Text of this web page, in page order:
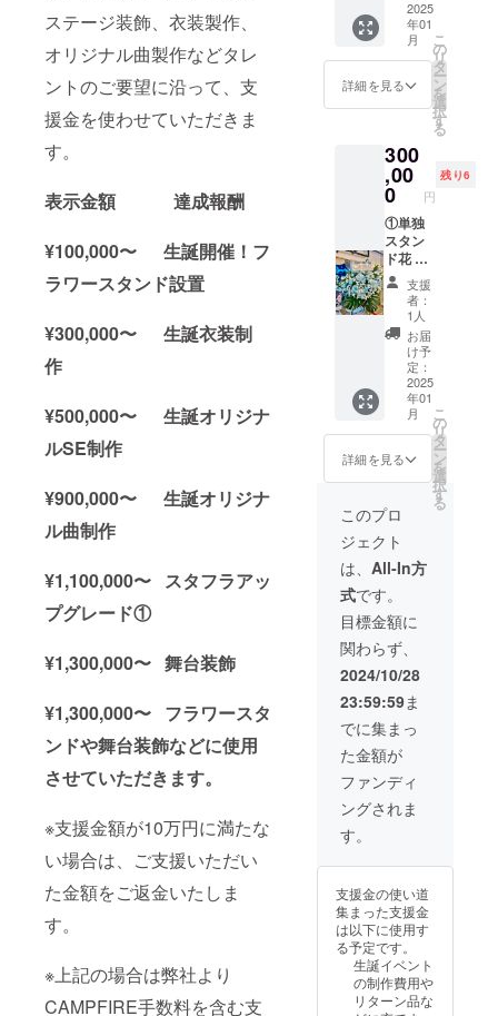
ステージ装飾、衣装製作、
オリジナル曲製作などタレ
ントのご要望に沿って、支
援金を使わせていただきま
す。
表示金額 達成報酬
¥100,000〜 生誕開催！フ
ラワースタンド設置
¥300,000〜 生誕衣装制
作
¥500,000〜 生誕オリジナ
ルSE制作
¥900,000〜 生誕オリジナ
ル曲制作
¥1,100,000〜 スタフラアッ
プグレード①
¥1,300,000〜 舞台装飾
¥1,300,000〜 フラワースタ
ンドや舞台装飾などに使用
させていただきます。
※支援金額が10万円に満たな
い場合は、ご支援いただい
た金額をご返金いたしま
す。
※上記の場合は弊社より
CAMPFIRE手数料を含む支
日会場
にある
フラ
ワース
タンド
てお名
前を掲
載させ
ていた
だきま
す。 備
考欄に
記載希
望のお
名前
（ニッ
クネー
ム可）
を記載
くださ
い。 ③
クラウ
ドファ
定グッ
ズ クラ
ウド
ファン
ディン
グご支
援者限
定の
グッズ
をご用
意させ
ていた
だきま
す。
グッズ
の詳細
は当日
までに
させて
いただ
きま
す。 ④
生誕限
定オリ
ジナル
ネーム
プレー
(ポール
スタン
ドは付
属しま
せん)を
ご自宅
へ郵送
いただ
きま
す。 ②
フラ
ワース
タンド
(名前掲
載 ) 当
日会場
にある
フラ
ワース
タンド
に生誕
祭支援
者とし
てお名
前を掲
載させ
ていた
だきま
す。 備
考欄に
記載希
望のお
名前
（ニッ
クネー
ム可）
を記載
くださ
い。 ③
クラウ
ドファ
ンディ
ング限
定グッ
ズ クラ
ディン
援者限
定の
グッズ
をご用
意させ
ていた
だきま
たしま
す。 使
用した
お花は
郵送は
いたし
ませ
誕イベ
ント当
日、欲
しい場
合はス
タッフ
にご相
談くだ
さい。
②のぼ
り旗 当
日の装
飾に使
用す
る、の
ぼり旗
を作成
致しま
す。 の
ぼり旗
には生
誕祭支
援者様
のお名
前
（ニッ
クネー
ム可）
が記載
されま
す。 生
誕祭終
了後、
1〜3週
間で直
筆サイ
ン入り
の のぼ
スタン
属しま
せん)を
ご自宅
へ郵送
させて
いただ
きま
2025
年01
月
詳細を見る
こ
の
リ
タ
ー
ン
を
選
択
す
る
300
,00
0 円
残り6
①単独
スタン
ド花 生
誕祭支
援者様
のお名
前
（ニッ
クネー
ム可）
が記載
された
単独ス
タンド
花を会
場に設
置致し
ます。
単独ス
タンド
花の前
で撮影
したソ
ロチェ
キを後
日、リ
ターン
品と共
に郵送
いたし
ます。
②集合
写真SP
クレ
載に使
生誕祭
の集合
写真
に、特
別支援
者枠と
してお
支援
者：
1人
お届
け予
定：
2025
年01
月
詳細を見る
こ
の
リ
タ
ー
ン
を
選
択
す
る
このプロ
ジェクト
は、 All-In方
式です。
目標金額に
関わらず、
2024/10/28
23:59:59ま
でに集まっ
た金額が
ファンディ
ングされま
す。
支援金の使い道
集まった支援金
は以下に使用す
る予定です。
生誕イベント
の制作費用や
リターン品な